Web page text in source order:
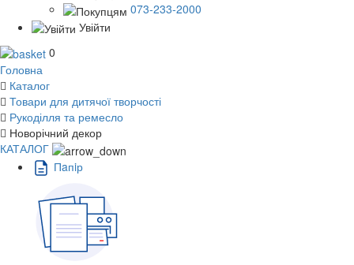
073-233-2000
Увійти
0
Головна
Каталог
Товари для дитячої творчості
Рукоділля та ремесло
Новорічний декор
КАТАЛОГ
Пaпiр